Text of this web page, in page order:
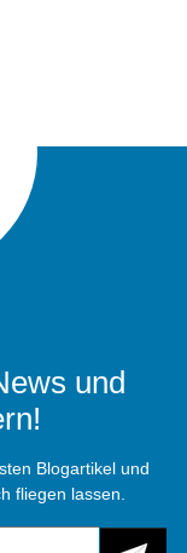
und
Blogartikel und
fliegen lassen.